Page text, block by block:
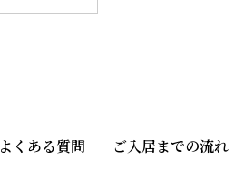
よくある質問 ご入居までの流れ